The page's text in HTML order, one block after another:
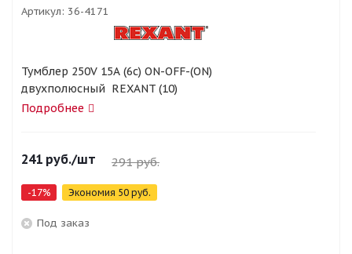
Артикул: 36-4171
Тумблер 250V 15А (6c) ON-OFF-(ON)
двухполюсный REXANT (10)
Подробнее
241 руб./шт 291руб.
-17% Экономия 50 руб.
Под заказ